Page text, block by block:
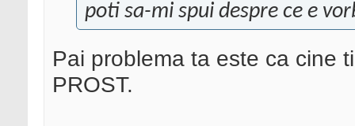
poti sa-mi spui despre ce e
Pai problema ta este ca cine
PROST.